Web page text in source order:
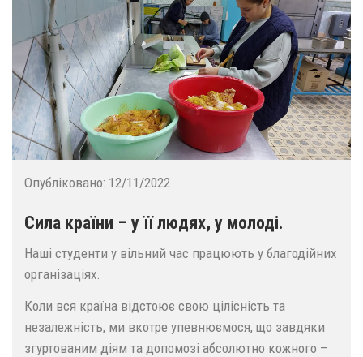
Опубліковано: 12/11/2022
Сила країни – у її людях, у молоді.
Наші студенти у вільний час працюють у благодійних
організаціях.
Коли вся країна відстоює свою цілісність та
незалежність, ми вкотре упевнюємося, що завдяки
згуртованим діям та допомозі абсолютно кожного –